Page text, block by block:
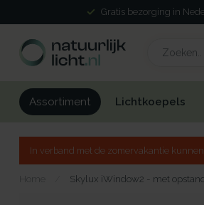
Gratis bezorging in
Assortiment Lichtkoepels
In verband met de zomervakantie
Home Skylux iWindow2 - met